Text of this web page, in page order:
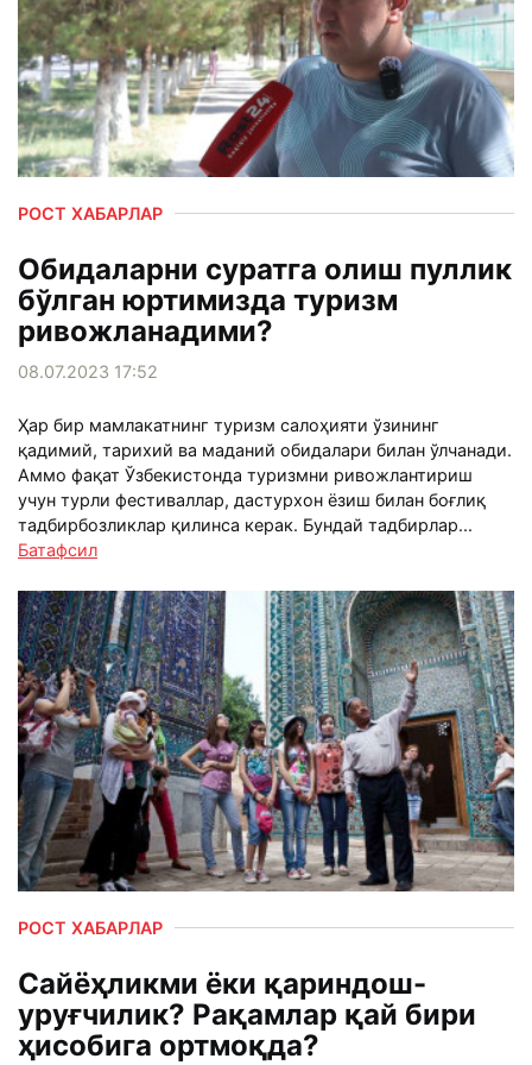
РОСТ ХАБАРЛАР
Обидаларни суратга олиш пуллик
бўлган юртимизда туризм
ривожланадими?
08.07.2023 17:52
Ҳар бир мамлакатнинг туризм салоҳияти ўзининг
қадимий, тарихий ва маданий обидалари билан ўлчанади.
Аммо фақат Ўзбекистонда туризмни ривожлантириш
учун турли фестиваллар, дастурхон ёзиш билан боғлиқ
тадбирбозликлар қилинса керак. Бундай тадбирлар...
Батафсил
РОСТ ХАБАРЛАР
Сайёҳликми ёки қариндош-
уруғчилик? Рақамлар қай бири
ҳисобига ортмоқда?